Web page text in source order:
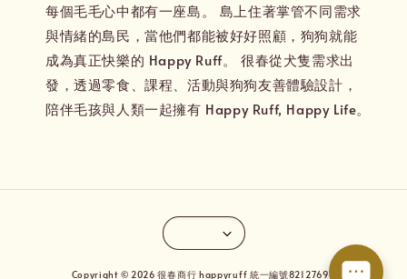
每個毛毛心中都有一座島。 島上住著掌管不同需求
與情緒的島民，當他們都能被好好照顧，狗狗就能
成為真正快樂的 Happy Ruff。 很春從犬隻需求出
發，透過零食、課程、活動與狗狗友善體驗設計，
陪伴毛孩與人類一起擁有 Happy Ruff, Happy Life。
Copyright © 2026 很春商行 happyruff 統一編號82127694